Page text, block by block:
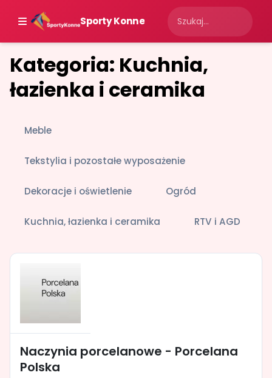
Sporty Konne
Kategoria: Kuchnia,
łazienka i ceramika
Meble
Tekstylia i pozostałe wyposażenie
Dekoracje i oświetlenie Ogród
Kuchnia, łazienka i ceramika RTV i AGD
Naczynia porcelanowe - Porcelana
Polska